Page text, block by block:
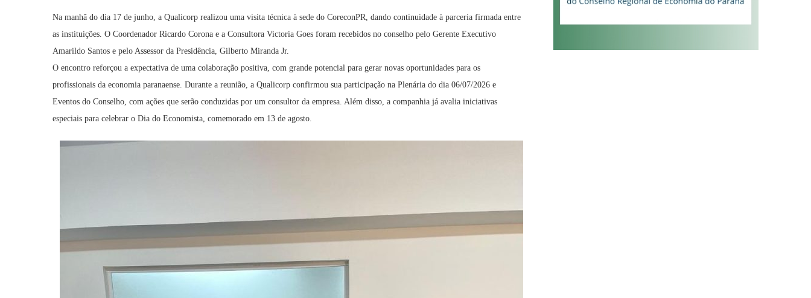
Na manhã do dia 17 de junho, a Qualicorp realizou uma visita técnica à sede do CoreconPR, dando continuidade à parceria firmada entre
as instituições. O Coordenador Ricardo Corona e a Consultora Victoria Goes foram recebidos no conselho pelo Gerente Executivo
Amarildo Santos e pelo Assessor da Presidência, Gilberto Miranda Jr.
O encontro reforçou a expectativa de uma colaboração positiva, com grande potencial para gerar novas oportunidades para os
profissionais da economia paranaense. Durante a reunião, a Qualicorp confirmou sua participação na Plenária do dia 06/07/2026 e
Eventos do Conselho, com ações que serão conduzidas por um consultor da empresa. Além disso, a companhia já avalia iniciativas
especiais para celebrar o Dia do Economista, comemorado em 13 de agosto.